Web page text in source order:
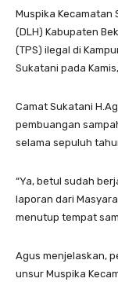
Muspika Kecamatan
(DLH) Kabupaten
(TPS) ilegal di
Sukatani pada Kamis,
Camat Sukatani
pembuangan
selama sepuluh
“Ya, betul sudah
laporan dari
menutup tempat
Agus menjelaskan,
unsur Muspika